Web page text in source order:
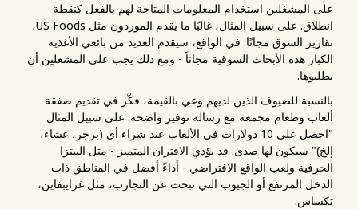
على المشغلين استخدام المعلومات المتاحة لهم بالفعل كنقطة
انطلاق. على سبيل المثال، غالبًا ما يقدم الموردون مثل US Foods،
تقارير السوق مجانًا. في الواقع، سيقدم العديد من بائعي الأغذية
الكبار هذه الأبحاث السوقية مجاناً - ومع ذلك يجب على المشغلين أن
يطلبوها.
بالنسبة للضيوف الذين لديهم وعي بالقيمة، فكّر في تقديم صفقة
ألعاب وطعام مجمعة مع رسالة توفير واضحة. على سبيل المثال
"احصل على 10 دولارات في الألعاب عند شراء أي (برجر، عشاء،
إلخ)" سيكون لها صدى. قد يؤدي الاقتران المتميز - مثل البيتزا
الحرفية ولعب الواقع الافتراضي - أداءً أفضل في المناطق ذات
الدخل المرتفع أو الجيوب التي تبحث عن التجارب، مثل غرايبفاين،
تكساس.